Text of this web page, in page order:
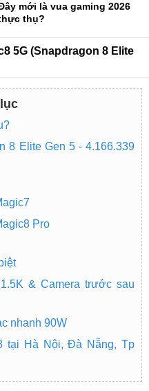
mới là vua gaming 2026
thụ?
5G (Snapdragon 8 Elite
8 Elite Gen 5 - 4.166.339
Pro
& Camera trước sau
nhanh 90W
tại Hà Nội, Đà Nẵng, Tp